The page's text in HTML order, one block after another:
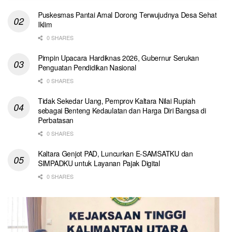
Puskesmas Pantai Amal Dorong Terwujudnya Desa Sehat
Iklim
0 SHARES
Pimpin Upacara Hardiknas 2026, Gubernur Serukan
Penguatan Pendidikan Nasional
0 SHARES
Tidak Sekedar Uang, Pemprov Kaltara Nilai Rupiah
sebagai Benteng Kedaulatan dan Harga Diri Bangsa di
Perbatasan
0 SHARES
Kaltara Genjot PAD, Luncurkan E-SAMSATKU dan
SIMPADKU untuk Layanan Pajak Digital
0 SHARES